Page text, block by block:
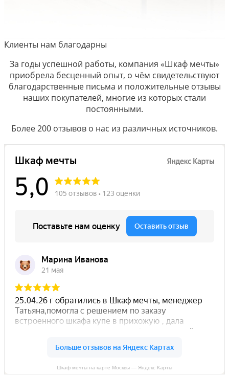
Клиенты нам благодарны
За годы успешной работы, компания «Шкаф мечты»
приобрела бесценный опыт, о чём свидетельствуют
благодарственные письма и положительные отзывы
наших покупателей, многие из которых стали
постоянными.
Более 200 отзывов о нас из различных источников.
Шкаф мечты на карте Москвы — Яндекс Карты